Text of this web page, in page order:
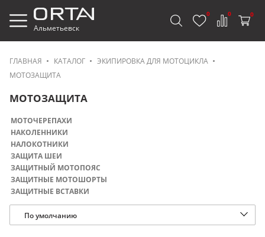
Альметьевск
0 0 0
ГЛАВНАЯ КАТАЛОГ
ЭКИПИРОВКА ДЛЯ МОТОЦИКЛА
МОТОЗАЩИТА
МОТОЗАЩИТА
МОТОЧЕРЕПАХИ
НАКОЛЕННИКИ
НАЛОКОТНИКИ
ЗАЩИТА ШЕИ
ЗАЩИТНЫЙ МОТОПОЯС
ЗАЩИТНЫЕ МОТОШОРТЫ
ЗАЩИТНЫЕ ВСТАВКИ
По умолчанию